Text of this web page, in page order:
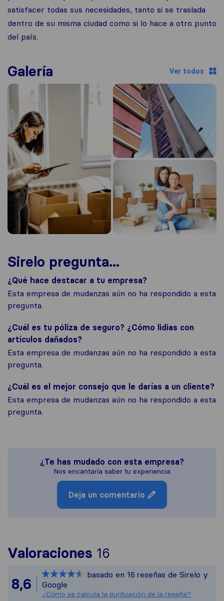
satisfacer todas sus necesidades, tanto si se traslada
dentro de su misma ciudad como si lo hace a otro punto
del país.
Galería Ver todos
Sirelo pregunta...
¿Qué hace destacar a tu empresa?
Esta empresa de mudanzas aún no ha respondido a esta
pregunta.
¿Cuál es tu póliza de seguro? ¿Cómo lidias con
artículos dañados?
Esta empresa de mudanzas aún no ha respondido a esta
pregunta.
¿Cuál es el mejor consejo que le darías a un cliente?
Esta empresa de mudanzas aún no ha respondido a esta
pregunta.
¿Te has mudado con esta empresa?
Nos encantaría saber tu experiencia
Deja un comentario
Valoraciones 16
Todas las
8,6
basado en 16 reseñas de Sirelo y
Google
¿Cómo se calcula la puntuación de la reseña?